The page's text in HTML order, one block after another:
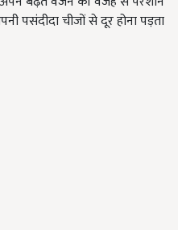
पसंदीदा चीजों से दूर होना पड़ता